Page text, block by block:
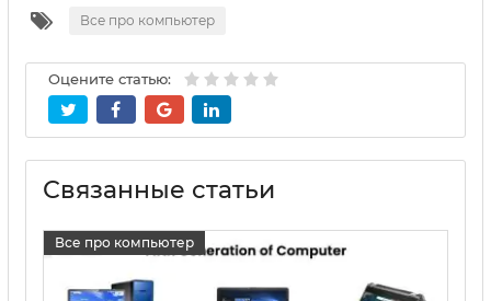
Все про компьютер
Оцените статью:
Связанные статьи
Все про компьютер